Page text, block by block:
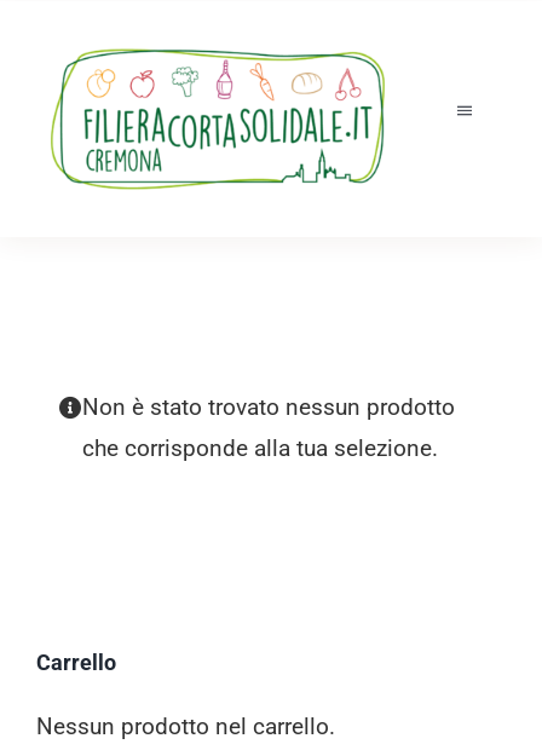
contenuto
Toggle
Tutti i prodotti
Ordini e ritiri
Non è stato trovato nessun prodotto
che corrisponde alla tua selezione.
Carrello
Nessun prodotto nel carrello.